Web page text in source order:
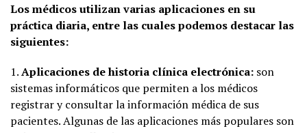
Los médicos utilizan varias aplicaciones en su
práctica diaria, entre las cuales podemos destacar las
siguientes:
1.Aplicaciones de historia clínica electrónica: son
sistemas informáticos que permiten a los médicos
registrar y consultar la información médica de sus
pacientes. Algunas de las aplicaciones más populares son